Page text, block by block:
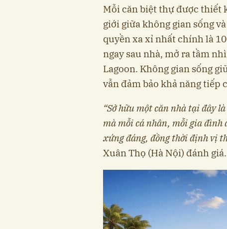
Mỗi căn biệt thự được thiết
giới giữa không gian sống
quyền xa xỉ nhất chính là
ngay sau nhà, mở ra tầm
Lagoon. Không gian sống
vẫn đảm bảo khả năng tiếp
“Sở hữu một căn nhà tại đây
mà mỗi cá nhân, mỗi gia đình
xứng đáng, đồng thời định vị
Xuân Thọ (Hà Nội) đánh giá.